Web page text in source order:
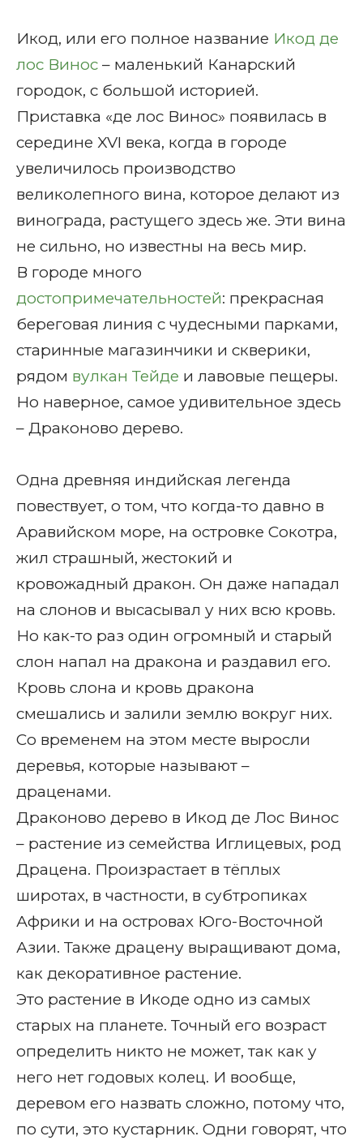
Икод, или его полное название Икод де
лос Винос – маленький Канарский
городок, с большой историей.
Приставка «де лос Винос» появилась в
середине XVI века, когда в городе
увеличилось производство
великолепного вина, которое делают из
винограда, растущего здесь же. Эти вина
не сильно, но известны на весь мир.
В городе много
достопримечательностей: прекрасная
береговая линия с чудесными парками,
старинные магазинчики и скверики,
рядом вулкан Тейде и лавовые пещеры.
Но наверное, самое удивительное здесь
– Драконово дерево.
Одна древняя индийская легенда
повествует, о том, что когда-то давно в
Аравийском море, на островке Сокотра,
жил страшный, жестокий и
кровожадный дракон. Он даже нападал
на слонов и высасывал у них всю кровь.
Но как-то раз один огромный и старый
слон напал на дракона и раздавил его.
Кровь слона и кровь дракона
смешались и залили землю вокруг них.
Со временем на этом месте выросли
деревья, которые называют –
драценами.
Драконово дерево в Икод де Лос Винос
– растение из семейства Иглицевых, род
Драцена. Произрастает в тёплых
широтах, в частности, в субтропиках
Африки и на островах Юго-Восточной
Азии. Также драцену выращивают дома,
как декоративное растение.
Это растение в Икоде одно из самых
старых на планете. Точный его возраст
определить никто не может, так как у
него нет годовых колец. И вообще,
деревом его назвать сложно, потому что,
по сути, это кустарник. Одни говорят, что